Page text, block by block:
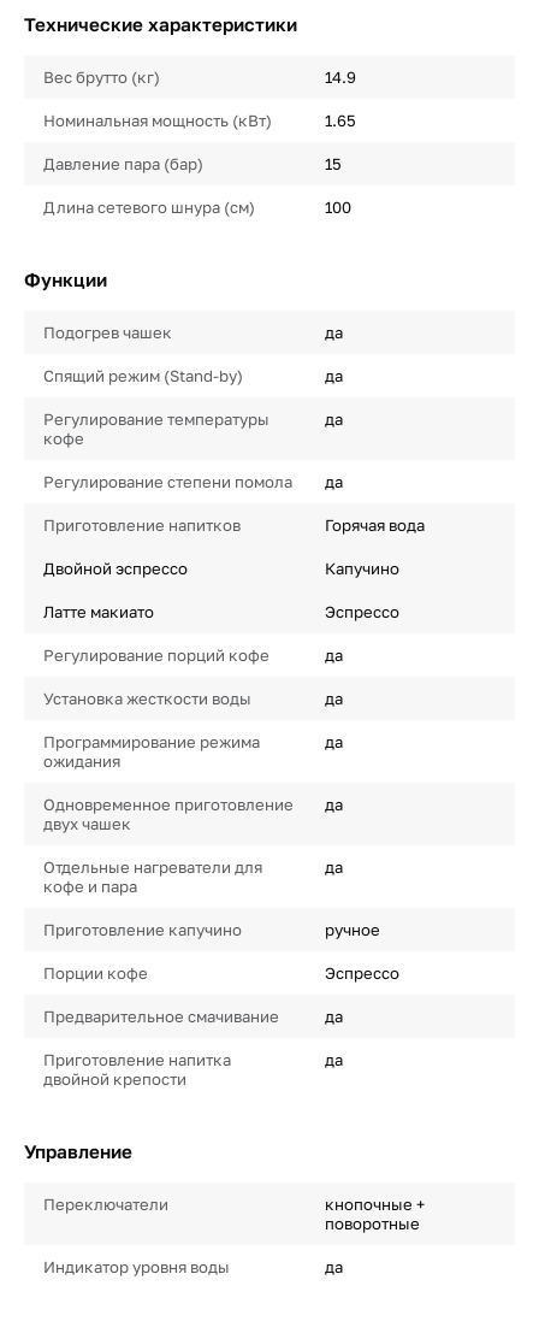
Технические характеристики
Вес брутто (кг) 14.9
Номинальная мощность (кВт) 1.65
Давление пара (бар) 15
Длина сетевого шнура (см) 100
Функции
Подогрев чашек да
Спящий режим (Stand-by) да
Регулирование температуры
кофе
да
Регулирование степени помола да
Приготовление напитков Горячая вода
Двойной эспрессо Капучино
Латте макиато Эспрессо
Регулирование порций кофе да
Установка жесткости воды да
Программирование режима
ожидания
да
Одновременное приготовление
двух чашек
да
Отдельные нагреватели для
кофе и пара
да
Приготовление капучино ручное
Порции кофе Эспрессо
Предварительное смачивание да
Приготовление напитка
двойной крепости
да
Управление
Переключатели
кнопочные +
поворотные
Индикатор уровня воды да